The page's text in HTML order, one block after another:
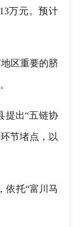
万元。预计
区重要的脐
提出“五链协
节堵点，以
依托“富川马